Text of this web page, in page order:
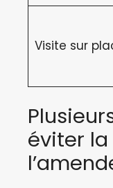
Visite sur
éviter